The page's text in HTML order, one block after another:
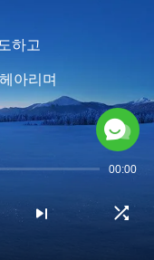
하고
아리며
하면
고
00:00